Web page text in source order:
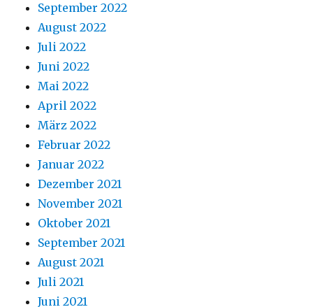
September 2022
August 2022
Juli 2022
Juni 2022
Mai 2022
April 2022
März 2022
Februar 2022
Januar 2022
Dezember 2021
November 2021
Oktober 2021
September 2021
August 2021
Juli 2021
Juni 2021